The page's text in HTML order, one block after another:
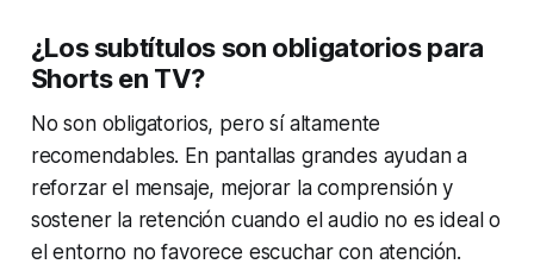
¿Los subtítulos son obligatorios para
Shorts en TV?
No son obligatorios, pero sí altamente
recomendables. En pantallas grandes ayudan a
reforzar el mensaje, mejorar la comprensión y
sostener la retención cuando el audio no es ideal o
el entorno no favorece escuchar con atención.